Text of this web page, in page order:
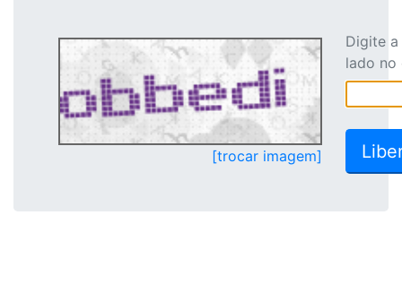
[trocar imagem]
Digite
lado no